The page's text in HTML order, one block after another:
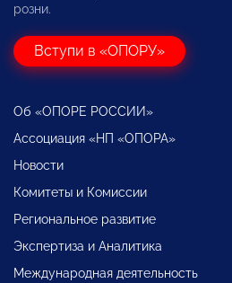
розни.
Вступи в «ОПОРУ»
Об «ОПОРЕ РОССИИ»
Ассоциация «НП «ОПОРА»
Новости
Комитеты и Комиссии
Региональное развитие
Экспертиза и Аналитика
Международная деятельность